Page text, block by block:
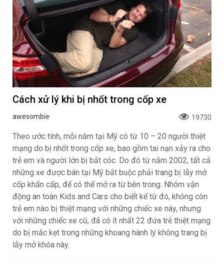
Cách xử lý khi bị nhốt trong cốp xe
awesombie 19730
Theo ước tính, mỗi năm tại Mỹ có từ 10 – 20 người thiệt
mạng do bị nhốt trong cốp xe, bao gồm tai nạn xảy ra cho
trẻ em và người lớn bị bắt cóc. Do đó từ năm 2002, tất cả
những xe được bán tại Mỹ bắt buộc phải trang bị lẫy mở
cốp khẩn cấp, để có thể mở ra từ bên trong. Nhóm vận
động an toàn Kids and Cars cho biết kể từ đó, không còn
trẻ em nào bị thiệt mạng với những chiếc xe này, nhưng
với những chiếc xe cũ, đã có ít nhất 22 đứa trẻ thiệt mạng
do bị mắc kẹt trong những khoang hành lý không trang bị
lẫy mở khóa này.